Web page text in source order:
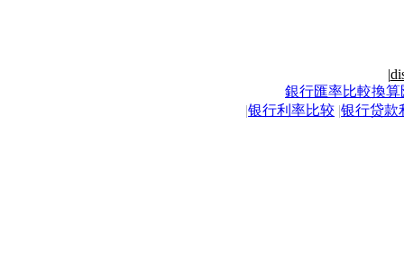
|
銀行匯率比較換算
|银行利率比较 |银行贷款